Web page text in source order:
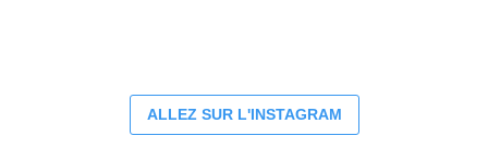
ALLEZ SUR L'INSTAGRAM